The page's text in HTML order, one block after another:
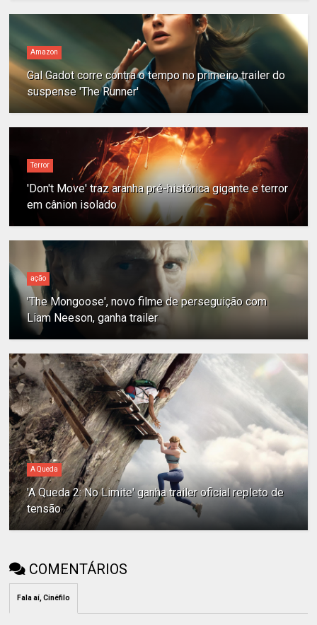
Amazon
Gal Gadot corre contra o tempo no primeiro trailer do
suspense 'The Runner'
Terror
'Don't Move' traz aranha pré-histórica gigante e terror
em cânion isolado
ação
'The Mongoose', novo filme de perseguição com
Liam Neeson, ganha trailer
A Queda
'A Queda 2: No Limite' ganha trailer oficial repleto de
tensão
COMENTÁRIOS
Fala aí, Cinéfilo